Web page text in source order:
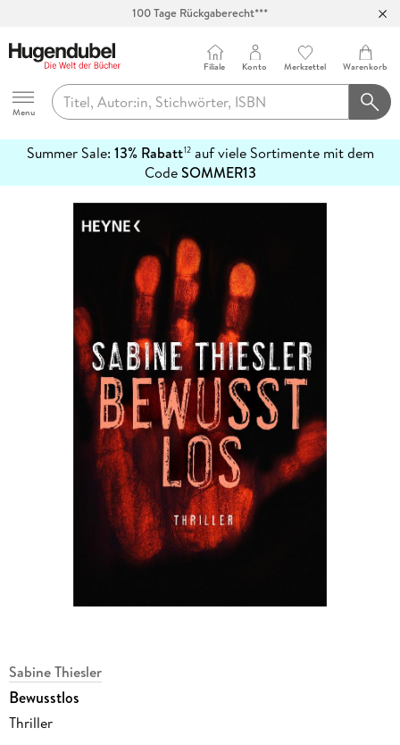
100 Tage Rückgaberecht***
Hugendubel
Menu
Filiale Konto Merkzettel Warenkorb
Summer Sale: 13% Rabatt12auf viele Sortimente mit dem
CodeSOMMER13
erfahren
Sabine Thiesler
Bewusstlos
Thriller